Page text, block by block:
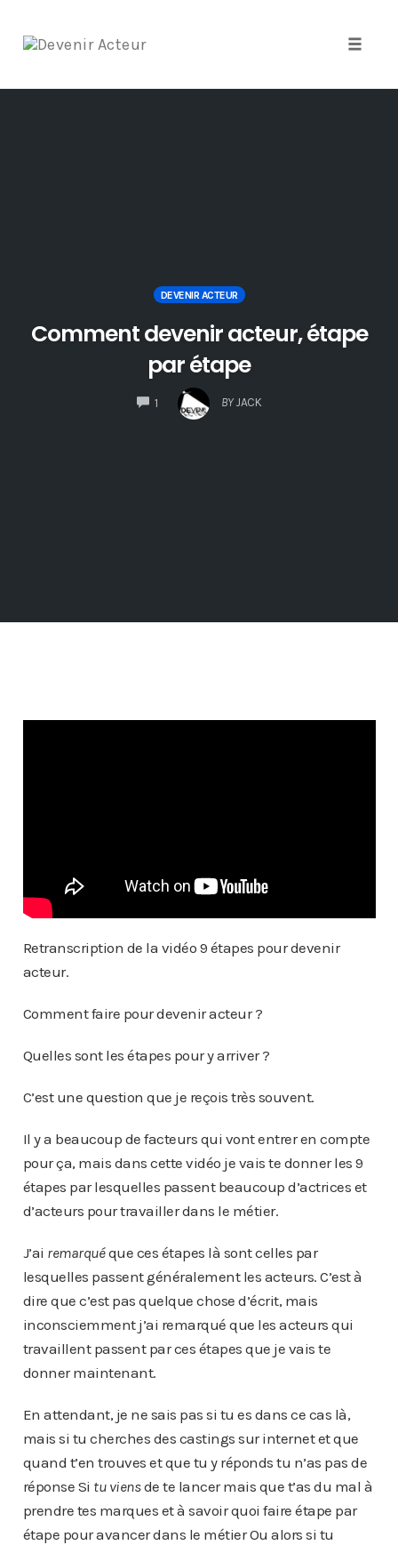
DEVENIR ACTEUR
Comment devenir acteur, étape
par étape
1COMMENTS BY JACK
Retranscription de la vidéo 9 étapes pour devenir
acteur.
Comment faire pour devenir acteur ?
Quelles sont les étapes pour y arriver ?
C’est une question que je reçois très souvent.
Il y a beaucoup de facteurs qui vont entrer en compte
pour ça, mais dans cette vidéo je vais te donner les 9
étapes par lesquelles passent beaucoup d’actrices et
d’acteurs pour travailler dans le métier.
J’ai remarquéque ces étapes là sont celles par
lesquelles passent généralement les acteurs. C’est à
dire que c’est pas quelque chose d’écrit, mais
inconsciemment j’ai remarqué que les acteurs qui
travaillent passent par ces étapes que je vais te
donner maintenant.
En attendant, je ne sais pas si tu es dans ce cas là,
mais si tu cherches des castings sur internet et que
quand t’en trouves et que tu y réponds tu n’as pas de
réponse Si tu viensde te lancer mais que t’as du mal à
prendre tes marques et à savoir quoi faire étape par
étape pour avancer dans le métier Ou alors si tu